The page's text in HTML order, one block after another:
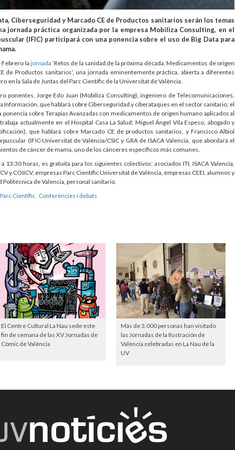
Ciberseguridad y Marcado CE de Productos sanitarios serán los temas
jornada práctica organizada por la empresa Mobiliza Consulting, en el
(IFIC) participará con una ponencia sobre el uso de Big Data para
Febrero lajornada ‘Retos de la sanidad de la próxima década. Medicamentos de origen
de Productos sanitarios’, una jornada eminentemente práctica, abierta a diferentes
en la Sala de Juntas del Parc Científic de la Universitat de València.
ponentes. Jorge Edo Juan (Mobiliza Consulting), ingeniero de Telecomunicaciones,
Información, que hablará sobre Ciberseguridad y ciberataques en el sector sanitario; el
sobre Terapias Avanzadas con medicamentos de origen humano aplicados al
actualmente en el Hospital Casa La Salud; Miguel Ángel Vila Espeso, abogado y
que hablará sobre Marcado CE de productos sanitarios, y Francisco Albiol
(IFIC-Universitat de València/CSIC y GRA de ISACA Valencia, que abordará el
de cáncer de mama, uno de los cánceres específicos más comunes.
horas, es gratuita para los siguientes colectivos: asociados ITI, ISACA Valencia,
y COIICV, empresas Parc Científic Universitat de València, empresas CEEI, alumnos y
de Valencia, personal sanitario.
Parc Científic Conferències i debats
El Centre Cultural La Nau sede este
fin de semana de las XV Jornadas de
Còmic de València
Más de 3.000 personas han visitado
las Jornadas de la Ilustración de
València celebradas en La Nau de la
UV